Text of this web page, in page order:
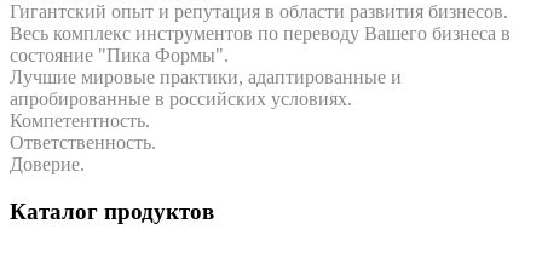
Гигантский опыт и репутация в области развития бизнесов.
Весь комплекс инструментов по переводу Вашего бизнеса в
состояние "Пика Формы".
Лучшие мировые практики, адаптированные и
апробированные в российских условиях.
Компетентность.
Ответственность.
Доверие.
Каталог продуктов